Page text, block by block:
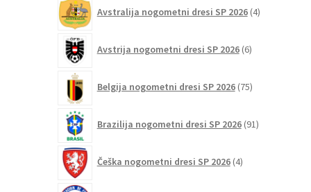
Avstralija nogometni dresi SP 2026 4izdelki
Avstrija nogometni dresi SP 2026 6izdelkov
Belgija nogometni dresi SP 2026 75izdelkov
Brazilija nogometni dresi SP 2026 91izdelkov
Češka nogometni dresi SP 2026 4izdelki